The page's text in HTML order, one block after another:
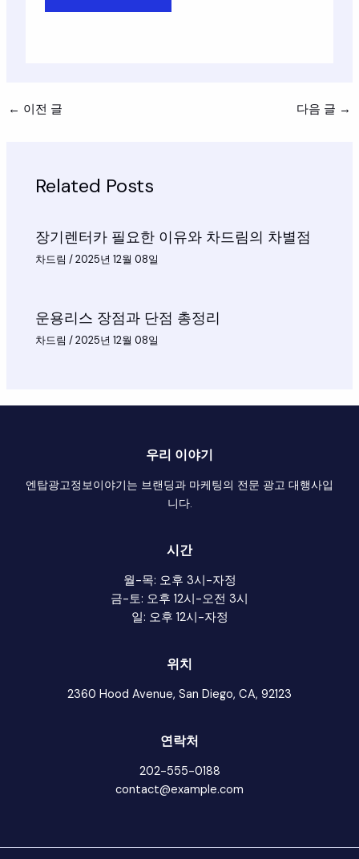
← 이전 글 다음 글 →
Related Posts
장기렌터카 필요한 이유와 차드림의 차별점
차드림 /2025년 12월 08일
운용리스 장점과 단점 총정리
차드림 /2025년 12월 08일
우리 이야기
엔탑광고정보이야기는 브랜딩과 마케팅의 전문 광고 대행사입
니다.
시간
월-목: 오후 3시-자정
금-토: 오후 12시-오전 3시
일: 오후 12시-자정
위치
2360 Hood Avenue, San Diego, CA, 92123
연락처
202-555-0188
contact@example.com